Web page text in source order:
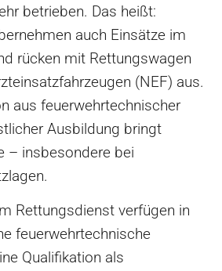
betrieben. Das heißt:
auch Einsätze im
rücken mit Rettungswagen
(NEF) aus.
aus feuerwehrtechnischer
Ausbildung bringt
– insbesondere bei
Rettungsdienst verfügen in
feuerwehrtechnische
Qualifikation als